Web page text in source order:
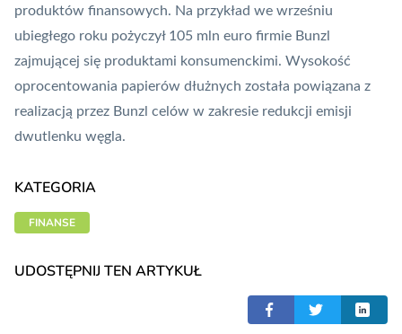
produktów finansowych. Na przykład we wrześniu
ubiegłego roku pożyczył 105 mln euro firmie Bunzl
zajmującej się produktami konsumenckimi. Wysokość
oprocentowania papierów dłużnych została powiązana z
realizacją przez Bunzl celów w zakresie redukcji emisji
dwutlenku węgla.
KATEGORIA
FINANSE
UDOSTĘPNIJ TEN ARTYKUŁ